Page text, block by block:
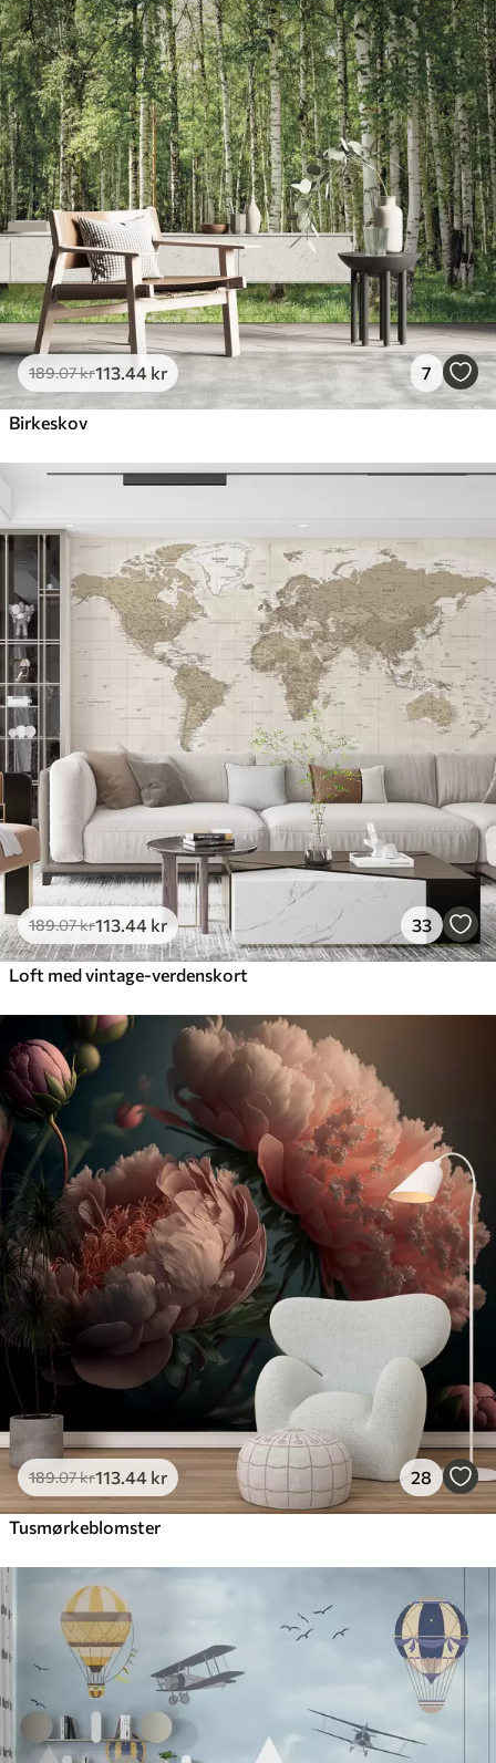
189.07kr113 .44 kr 7
Birkeskov
189.07kr113 .44 kr 33
Loft med vintage-verdenskort
189.07kr113 .44 kr 28
Tusmørkeblomster